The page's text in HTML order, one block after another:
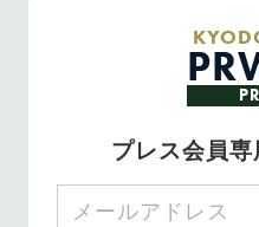
プレス会員